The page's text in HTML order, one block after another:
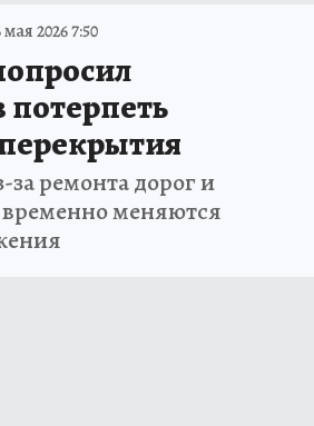
мая 2026 7:50
потерпеть
за ремонта дорог и
меняются